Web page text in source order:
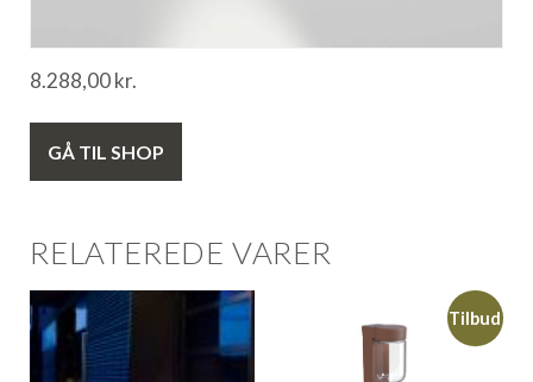
8.288,00kr.
GÅ TIL SHOP
RELATEREDE VARER
Tilbud